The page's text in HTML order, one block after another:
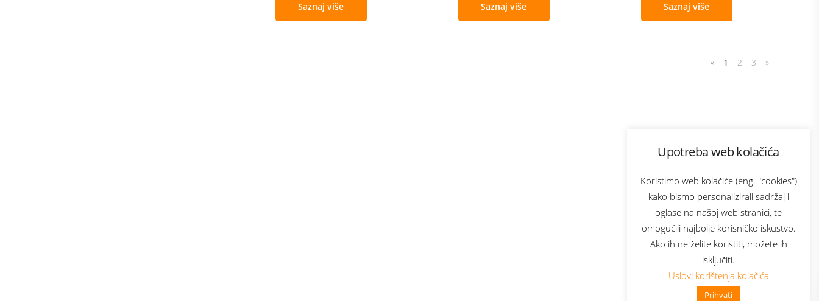
Upotreba web kolačića
Koristimo web kolačiće (eng. "cookies")
kako bismo personalizirali sadržaj i
oglase na našoj web stranici, te
omogućili najbolje korisničko iskustvo.
Ako ih ne želite koristiti, možete ih
isključiti.
Uslovi korištenja kolačića
Prihvati
👋 Zdravo, kako mogu pomoći?
Saznaj više Saznaj više Saznaj više
« 1 2 3 »
Bonus plus
Prijava za newsletter